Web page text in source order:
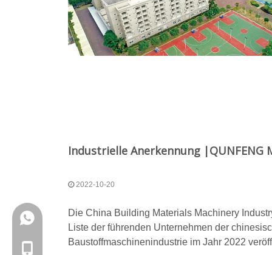
2022-10-20
Die China Building Materials Machinery
Liste der führenden Unternehmen der
Baustoffmaschinenindustrie im Jahr 2022
+86-18150503129
+86-18150503129